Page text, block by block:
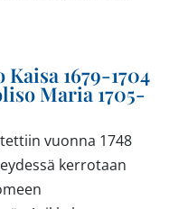
1679-1704
Maria 1705-
vuonna 1748
kerrotaan